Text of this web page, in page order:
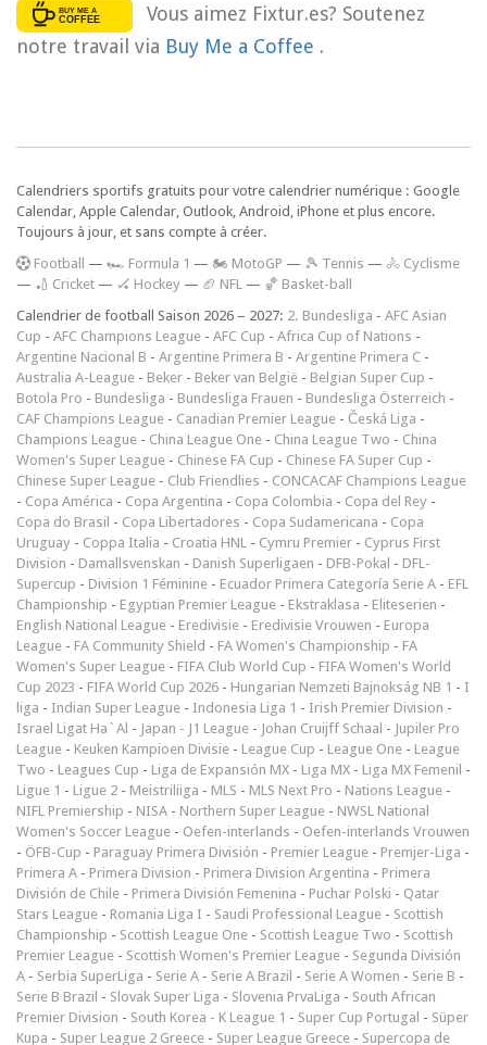
Vous aimez Fixtur.es? Soutenez
notre travail via Buy Me a Coffee .
Calendriers sportifs gratuits pour votre calendrier numérique : Google
Calendar, Apple Calendar, Outlook, Android, iPhone et plus encore.
Toujours à jour, et sans compte à créer.
Football — 🏎️ Formula 1 — 🏍 MotoGP — 🎾 Tennis — 🚴 Cyclisme
— 🏏 Cricket — 🏑 Hockey — 🏈 NFL — 🏀 Basket-ball
Calendrier de football Saison 2026 – 2027: 2. Bundesliga - AFC Asian
Cup - AFC Champions League - AFC Cup - Africa Cup of Nations -
Argentine Nacional B - Argentine Primera B - Argentine Primera C -
Australia A-League - Beker - Beker van België - Belgian Super Cup -
Botola Pro - Bundesliga - Bundesliga Frauen - Bundesliga Österreich -
CAF Champions League - Canadian Premier League - Česká Liga -
Champions League - China League One - China League Two - China
Women's Super League - Chinese FA Cup - Chinese FA Super Cup -
Chinese Super League - Club Friendlies - CONCACAF Champions League
- Copa América - Copa Argentina - Copa Colombia - Copa del Rey -
Copa do Brasil - Copa Libertadores - Copa Sudamericana - Copa
Uruguay - Coppa Italia - Croatia HNL - Cymru Premier - Cyprus First
Division - Damallsvenskan - Danish Superligaen - DFB-Pokal - DFL-
Supercup - Division 1 Féminine - Ecuador Primera Categoría Serie A - EFL
Championship - Egyptian Premier League - Ekstraklasa - Eliteserien -
English National League - Eredivisie - Eredivisie Vrouwen - Europa
League - FA Community Shield - FA Women's Championship - FA
Women's Super League - FIFA Club World Cup - FIFA Women's World
Cup 2023 - FIFA World Cup 2026 - Hungarian Nemzeti Bajnokság NB 1 - I
liga - Indian Super League - Indonesia Liga 1 - Irish Premier Division -
Israel Ligat Ha`Al - Japan - J1 League - Johan Cruijff Schaal - Jupiler Pro
League - Keuken Kampioen Divisie - League Cup - League One - League
Two - Leagues Cup - Liga de Expansión MX - Liga MX - Liga MX Femenil -
Ligue 1 - Ligue 2 - Meistriliiga - MLS - MLS Next Pro - Nations League -
NIFL Premiership - NISA - Northern Super League - NWSL National
Women's Soccer League - Oefen-interlands - Oefen-interlands Vrouwen
- ÖFB-Cup - Paraguay Primera División - Premier League - Premjer-Liga -
Primera A - Primera Division - Primera Division Argentina - Primera
División de Chile - Primera División Femenina - Puchar Polski - Qatar
Stars League - Romania Liga I - Saudi Professional League - Scottish
Championship - Scottish League One - Scottish League Two - Scottish
Premier League - Scottish Women's Premier League - Segunda División
A - Serbia SuperLiga - Serie A - Serie A Brazil - Serie A Women - Serie B -
Serie B Brazil - Slovak Super Liga - Slovenia PrvaLiga - South African
Premier Division - South Korea - K League 1 - Super Cup Portugal - Süper
Kupa - Super League 2 Greece - Super League Greece - Supercopa de